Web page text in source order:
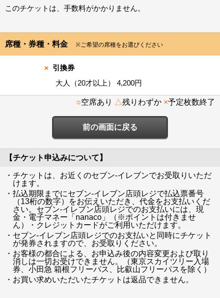
このチケットは、手数料がかかりません。
席種・券種・料金 ※ご希望の席種をお選びください
× 引換券
大人（20才以上） 4,200円
○空席あり △残りわずか ×予定枚数終了
前の画面に戻る
【チケット申込みについて】
・チケットは、お近くのセブン-イレブンでお受取りいただ
けます。
・払込期限までにセブン-イレブン店頭レジで払込票番号
（13桁の数字）をお伝えいただき、代金をお支払いくだ
さい。セブン-イレブン店頭レジでのお支払いには、現
金・電子マネー「nanaco」（※ポイントは付きませ
ん）・クレジットカードがご利用いただけます。
・セブン-イレブン店頭レジでのお支払いと同時にチケット
が発券されますので、お受取りください。
・お客様の都合による、お申込み後の内容変更および取り
消しは一切お受けできません。（東京スカイツリー入場
券、小田急 箱根フリーパス、比叡山フリーパスを除く）
・お買い求めいただいたチケットは返品できません。